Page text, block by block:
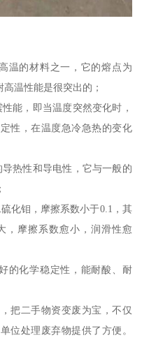
温的材料之一，它的熔点为
温性能是很突出的；
能，即当温度突然变化时，
性，在温度急冷急热的变化
热性和导电性，它与一般的
化钼，摩擦系数小于0.1，其
，摩擦系数愈小，润滑性愈
的化学稳定性，能耐酸、耐
把二手物资变废为宝，不仅
位处理废弃物提供了方便。